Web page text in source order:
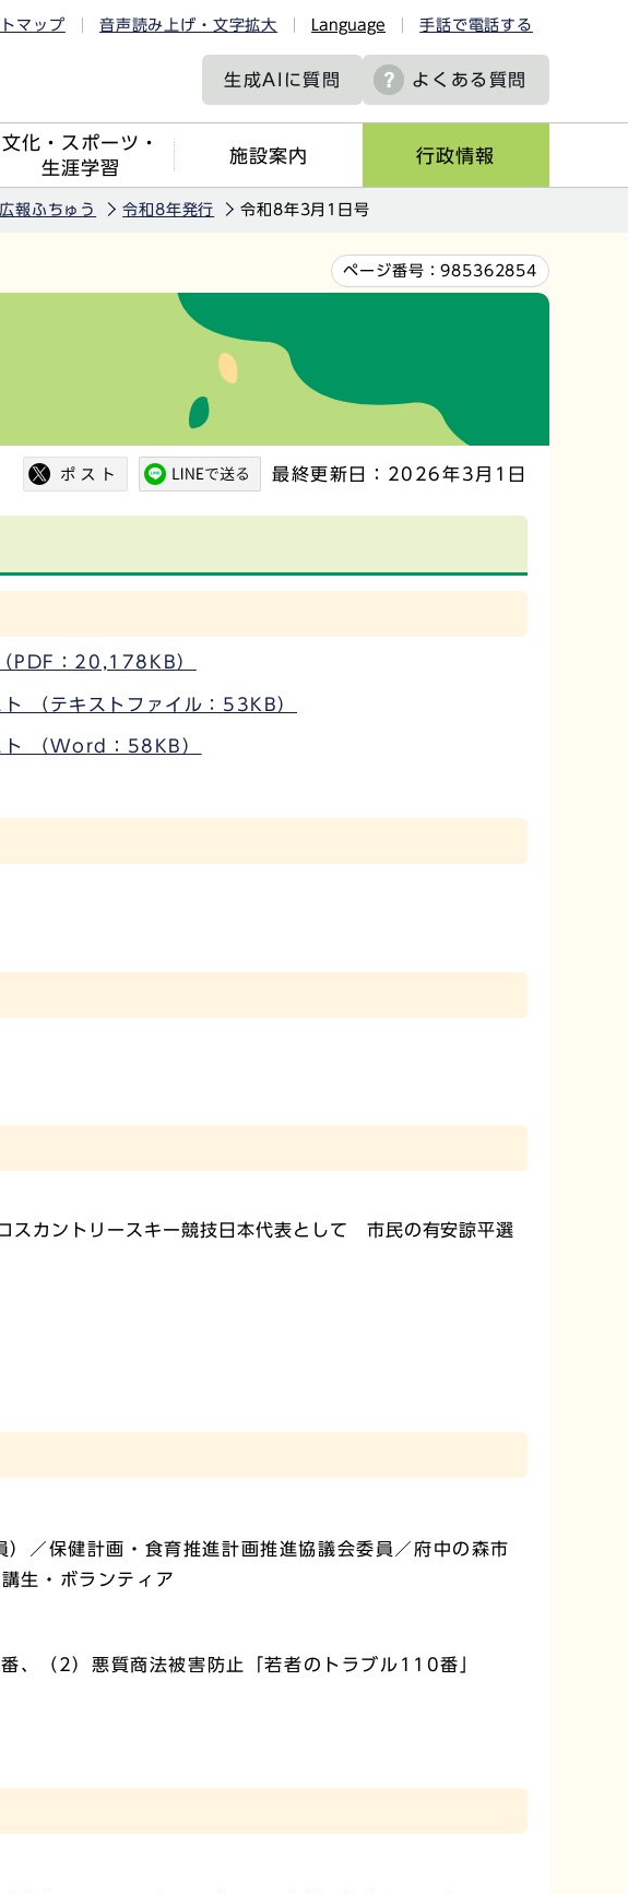
マップ 音声読み上げ・文字拡大 Language 手話で電話する
生成AIに質問 よくある質問
文化・スポーツ・
生涯学習
施設案内 行政情報
広報ふちゅう 令和8年発行 令和8年3月1日号
ページ番号：985362854
最終更新日：2026年3月1日
PDF：20,178KB）
ト （テキストファイル：53KB）
ト （Word：58KB）
カントリースキー競技日本代表として 市民の有安諒平選
／保健計画・食育推進計画推進協議会委員／府中の森市
生・ボランティア
、（2）悪質商法被害防止「若者のトラブル110番」